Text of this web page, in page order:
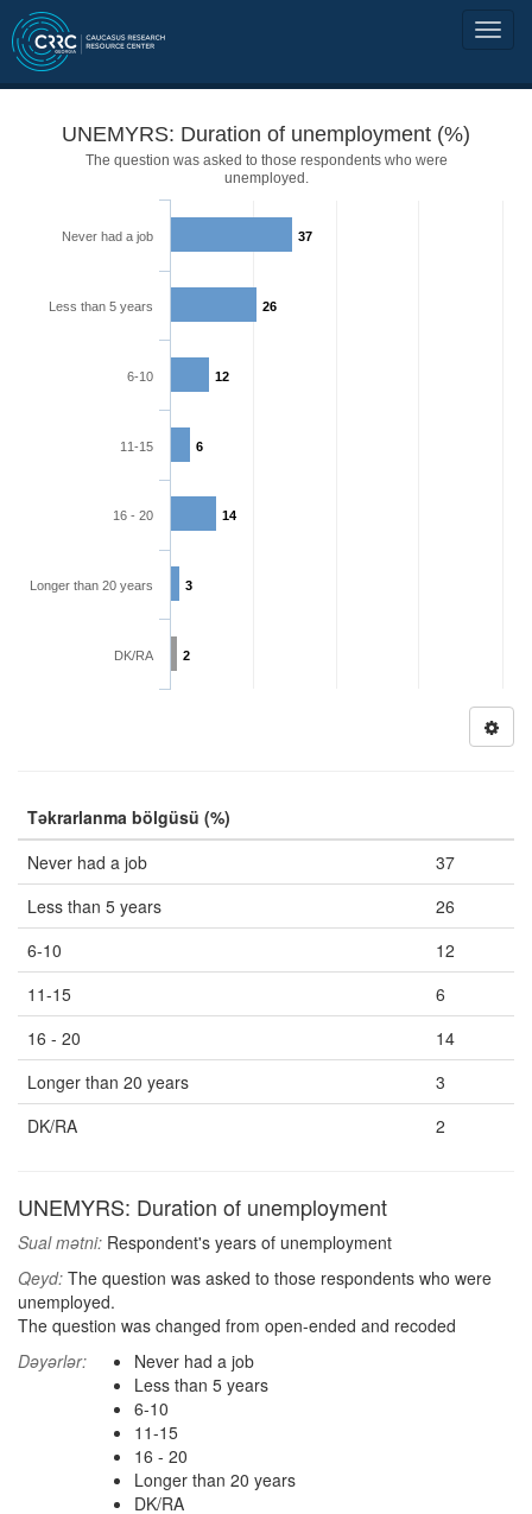
UNEMYRS: Duration of unemployment (%)
The question was asked to those respondents who were
unemployed.
37
26
12
6
14
3
2
Never had a job
Less than 5 years
6-10
11-15
16 - 20
Longer than 20 years
DK/RA
Təkrarlanma bölgüsü (%)
Never had a job
37
Less than 5 years
26
6-10
12
11-15
6
16 - 20
14
Longer than 20 years
3
DK/RA
2
UNEMYRS: Duration of unemployment
Sual mətni: Respondent's years of unemployment
Qeyd: The question was asked to those respondents who were
unemployed.
The question was changed from open-ended and recoded
Dəyərlər:
Never had a job
Less than 5 years
6-10
11-15
16 - 20
Longer than 20 years
DK/RA